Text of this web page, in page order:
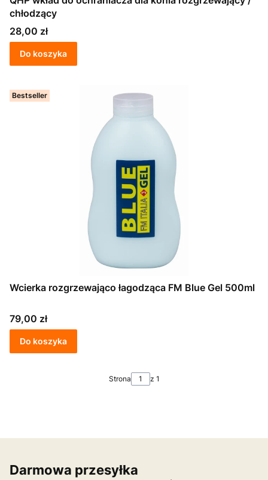
chłodzący
Cena
28,00 zł
Do koszyka
Bestseller
Wcierka rozgrzewająco łagodząca FM Blue Gel 500ml
Cena
79,00 zł
Do koszyka
Strona z 1
Darmowa przesyłka